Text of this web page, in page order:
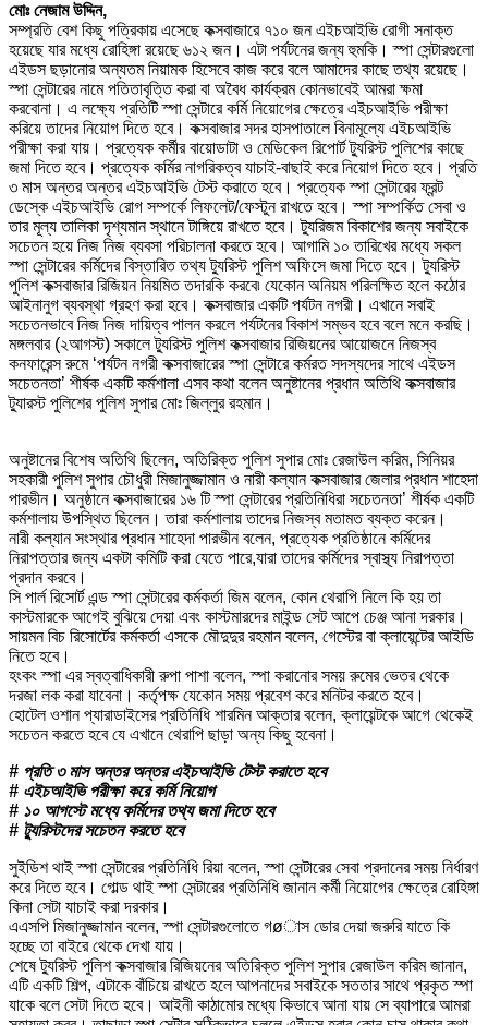
মোঃ নেজাম উদ্দিন,
সম্প্রতি বেশ কিছু পত্রিকায় এসেছে কক্সবাজারে ৭১০ জন এইচআইভি রোগী সনাক্ত
হয়েছে যার মধ্যে রোহিঙ্গা রয়েছে ৬১২ জন। এটা পর্যটনের জন্য হুমকি। স্পা সেন্টারগুলো
এইডস ছড়ানোর অন্যতম নিয়ামক হিসেবে কাজ করে বলে আমাদের কাছে তথ্য রয়েছে।
স্পা সেন্টারের নামে পতিতাবৃত্তি করা বা অবৈধ কার্যক্রম কোনভাবেই আমরা ক্ষমা
করবোনা। এ লক্ষ্যে প্রতিটি স্পা সেন্টারে কর্মি নিয়োগের ক্ষেত্রে এইচআইভি পরীক্ষা
করিয়ে তাদের নিয়োগ দিতে হবে। কক্সবাজার সদর হাসপাতালে বিনামূল্যে এইচআইভি
পরীক্ষা করা যায়। প্রত্যেক কর্মীর বায়োডাটা ও মেডিকেল রিপোর্ট ট্যুরিস্ট পুলিশের কাছে
জমা দিতে হবে। প্রত্যেক কর্মির নাগরিকত্ব যাচাই-বাছাই করে নিয়োগ দিতে হবে। প্রতি
৩ মাস অন্তর অন্তর এইচআইভি টেস্ট করাতে হবে। প্রত্যেক স্পা সেন্টারের ফ্রন্ট
ডেস্কে এইচআইভি রোগ সম্পর্কে লিফলেট/ফেস্টুন রাখতে হবে। স্পা সম্পর্কিত সেবা ও
তার মূল্য তালিকা দৃশ্যমান স্থানে টাঙ্গিয়ে রাখতে হবে। ট্যুরিজম বিকাশের জন্য সবাইকে
সচেতন হয়ে নিজ নিজ ব্যবসা পরিচালনা করতে হবে। আগামি ১০ তারিখের মধ্যে সকল
স্পা সেন্টারের কর্মিদের বিস্তারিত তথ্য ট্যুরিস্ট পুলিশ অফিসে জমা দিতে হবে। ট্যুরিস্ট
পুলিশ কক্সবাজার রিজিয়ন নিয়মিত তদারকি করবে৷ যেকোন অনিয়ম পরিলক্ষিত হলে কঠোর
আইনানুগ ব্যবস্থা গ্রহণ করা হবে। কক্সবাজার একটি পর্যটন নগরী। এখানে সবাই
সচেতনভাবে নিজ নিজ দায়িত্ব পালন করলে পর্যটনের বিকাশ সম্ভব হবে বলে মনে করছি।
মঙ্গলবার (২আগস্ট) সকালে ট্যুরিস্ট পুলিশ কক্সবাজার রিজিয়নের আয়োজনে নিজস্ব
কনফারেন্স রুমে ‘পর্যটন নগরী কক্সবাজারের স্পা সেন্টারে কর্মরত সদস্যদের সাথে এইডস
সচেতনতা’ শীর্ষক একটি কর্মশালা এসব কথা বলেন অনুষ্টানের প্রধান অতিথি কক্সবাজার
ট্যুারস্ট পুলিশের পুলিশ সুপার মোঃ জিল্লুর রহমান।
অনুষ্টানের বিশেষ অতিথি ছিলেন, অতিরিক্ত পুলিশ সুপার মোঃ রেজাউল করিম, সিনিয়র
সহকারী পুলিশ সুপার চৌধুরী মিজানুজ্জামান ও নারী কল্যান কক্সবাজার জেলার প্রধান শাহেদা
পারভীন। অনুষ্ঠানে কক্সবাজারের ১৬ টি স্পা সেন্টারের প্রতিনিধিরা সচেতনতা’ শীর্ষক একটি
কর্মশালায় উপস্থিত ছিলেন। তারা কর্মশালায় তাদের নিজস্ব মতামত ব্যক্ত করেন।
নারী কল্যান সংস্থার প্রধান শাহেদা পারভীন বলেন, প্রত্যেক প্রতিষ্ঠানে কর্মিদের
নিরাপত্তার জন্য একটা কমিটি করা যেতে পারে,যারা তাদের কর্মিদের স্বাস্থ্য নিরাপত্তা
প্রদান করবে।
সি পার্ল রিসোর্ট এন্ড স্পা সেন্টারের কর্মকর্তা জিম বলেন, কোন থেরাপি নিলে কি হয় তা
কাস্টমারকে আগেই বুঝিয়ে দেয়া এবং কাস্টমারদের মাইন্ড সেট আপে চেঞ্জ আনা দরকার।
সায়মন বিচ রিসোর্টের কর্মকর্তা এসকে মৌদুদুর রহমান বলেন, গেস্টের বা ক্লায়েন্টের আইডি
নিতে হবে।
হংকং স্পা এর স্বত্বাধিকারী রুপা পাশা বলেন, স্পা করানোর সময় রুমের ভেতর থেকে
দরজা লক করা যাবেনা। কর্তৃপক্ষ যেকোন সময় প্রবেশ করে মনিটর করতে হবে।
হোটেল ওশান প্যারাডাইসের প্রতিনিধি শারমিন আক্তার বলেন, ক্লায়েন্টকে আগে থেকেই
সচেতন করতে হবে যে এখানে থেরাপি ছাড়া অন্য কিছু হবেনা।
# প্রতি ৩ মাস অন্তর অন্তর এইচআইভি টেস্ট করাতে হবে
# এইচআইভি পরীক্ষা করে কর্মি নিয়োগ
# ১০ আগস্টে মধ্যে কর্মিদের তথ্য জমা দিতে হবে
# ট্যুরিস্টদের সচেতন করতে হবে
সুইডিশ থাই স্পা সেন্টারের প্রতিনিধি রিয়া বলেন, স্পা সেন্টারের সেবা প্রদানের সময় নির্ধারণ
করে দিতে হবে। গোল্ড থাই স্পা সেন্টারের প্রতিনিধি জানান কর্মী নিয়োগের ক্ষেত্রে রোহিঙ্গা
কিনা সেটা যাচাই করা দরকার।
এএসপি মিজানুজ্জামান বলেন, স্পা সেন্টারগুলোতে গøাস ডোর দেয়া জরুরি যাতে কি
হচ্ছে তা বাইরে থেকে দেখা যায়।
শেষে ট্যুরিস্ট পুলিশ কক্সবাজার রিজিয়নের অতিরিক্ত পুলিশ সুপার রেজাউল করিম জানান,
এটি একটি শিল্প, এটাকে বাঁচিয়ে রাখতে হলে আপনাদের সবাইকে সততার সাথে প্রকৃত স্পা
যাকে বলে সেটা দিতে হবে। আইনী কাঠামোর মধ্যে কিভাবে আনা যায় সে ব্যাপারে আমরা